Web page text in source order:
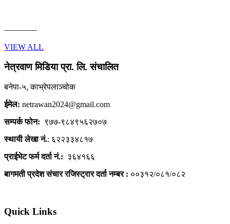
————
VIEW ALL
नेत्रवाण मिडिया प्रा. लि. संचालित
बनेपा-५, काभ्रेपलाञ्चोक
ईमेल: netrawan2024@gmail.com
सम्पर्क फोन:
९७७-९८४९५६२७०७
स्थायी लेखा नं.: ६२२३३४८१७
प्राईभेट फर्म दर्ता नं.: ३६४१६६
बागमती प्रदेश संचार रजिस्ट्रार दर्ता नम्बर : ००३१२/०८१/०८२
Quick Links